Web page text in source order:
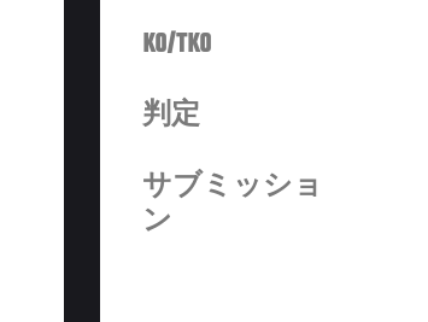
KO/TKO
判定
サブミッショ
ン